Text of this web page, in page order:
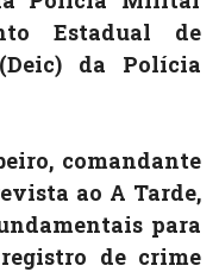
Estadual de
da Polícia
comandante
ao A Tarde,
para
de crime